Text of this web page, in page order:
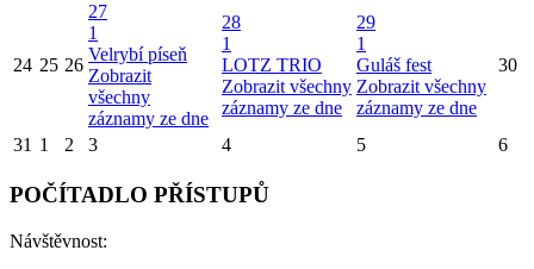
24 25 26
27
1
Velrybí píseň
Zobrazit
všechny
záznamy ze dne
28
1
LOTZ TRIO
Zobrazit všechny
záznamy ze dne
29
1
Guláš fest
Zobrazit všechny
záznamy ze dne
30
31 1 2 3 4 5 6
POČÍTADLO PŘÍSTUPŮ
Návštěvnost: